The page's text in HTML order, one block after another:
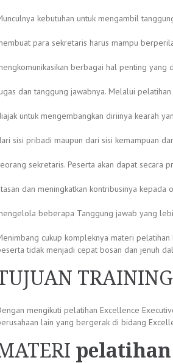
kebutuhan untuk mengambil
para sekretaris harus mampu
berbagai hal penting yang
dan tanggung jawabnya. Melalui
untuk mengembangkan diriinya kearah
sisi pribadi maupun dari sisi kemampuan
sekretaris. Peserta akan dapat secara
dan meningkatkan kontribusinya kepada
beberapa Tanggung jawab yang
cukup kompleknya materi
tidak menjadi cepat bosan dan jenuh
mengikuti pelatihan Excellence
lain yang bergerak di bidang